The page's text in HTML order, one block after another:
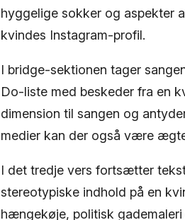
hyggelige sokker og aspekter
kvindes Instagram-profil.
I bridge-sektionen tager
Do-liste med beskeder fra en
dimension til sangen og
medier kan der også være
I det tredje vers fortsætter
stereotypiske indhold på en
hængekøje, politisk